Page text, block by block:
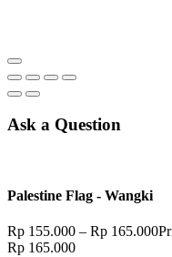
Ask a Question
Palestine Flag - Wangki
Rp 155.000 – Rp 165.000
Rp 165.000